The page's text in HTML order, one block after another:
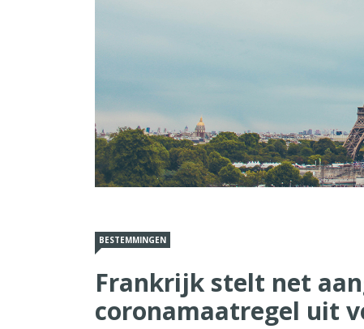
BESTEMMINGEN
Frankrijk stelt net
coronamaatregel uit